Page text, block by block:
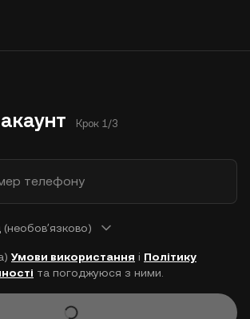
Крок 1/3
телефону
Умови використання і Політику
та погоджуюся з ними.